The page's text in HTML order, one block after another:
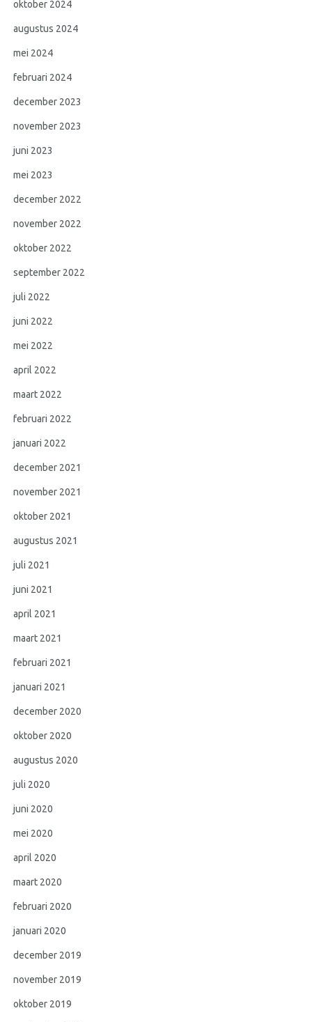
oktober 2024
augustus 2024
mei 2024
februari 2024
december 2023
november 2023
juni 2023
mei 2023
december 2022
november 2022
oktober 2022
september 2022
juli 2022
juni 2022
mei 2022
april 2022
maart 2022
februari 2022
januari 2022
december 2021
november 2021
oktober 2021
augustus 2021
juli 2021
juni 2021
april 2021
maart 2021
februari 2021
januari 2021
december 2020
oktober 2020
augustus 2020
juli 2020
juni 2020
mei 2020
april 2020
maart 2020
februari 2020
januari 2020
december 2019
november 2019
oktober 2019